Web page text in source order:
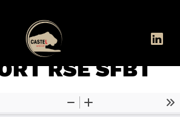
RSE SFBT